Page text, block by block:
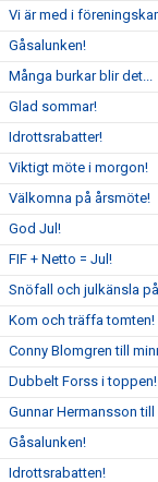
Vi är med i
Gåsalunken!
Många burkar blir det...
Glad sommar!
Idrottsrabatter!
Viktigt möte i morgon!
Välkomna på årsmöte!
God Jul!
FIF + Netto = Jul!
Snöfall och julkänsla
Kom och träffa tomten!
Conny Blomgren till
Dubbelt Forss i toppen!
Gunnar Hermansson till
Gåsalunken!
Idrottsrabatten!